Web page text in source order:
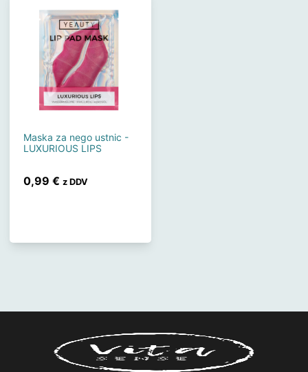
Maska za nego ustnic -
LUXURIOUS LIPS
0,99€ z DDV